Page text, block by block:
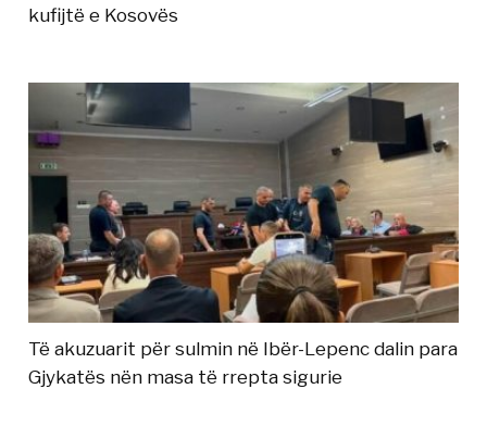
kufijtë e Kosovës
Të akuzuarit për sulmin në Ibër-Lepenc dalin para
Gjykatës nën masa të rrepta sigurie